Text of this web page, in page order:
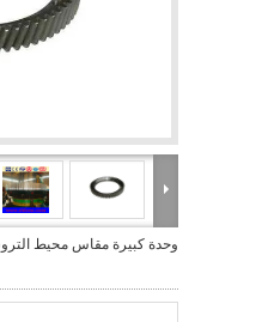
وحدة كبيرة مقاس محيط